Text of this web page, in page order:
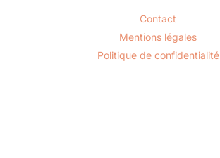
Contact
Mentions légales
Politique de confidentialité